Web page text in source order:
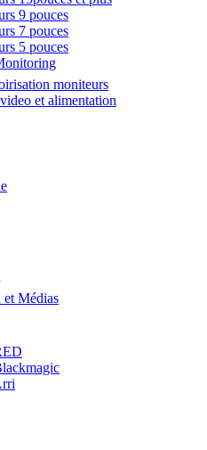
9 pouces
7 pouces
5 pouces
moniteurs
et alimentation
et Médias